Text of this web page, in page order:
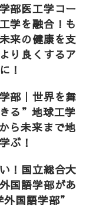
部医工学コー
学を融合！も
来の健康を支
り良くするア
！
部｜世界を舞
る”地球工学
ら未来まで地
ぶ！
！国立総合大
国語学部があ
国語学部”